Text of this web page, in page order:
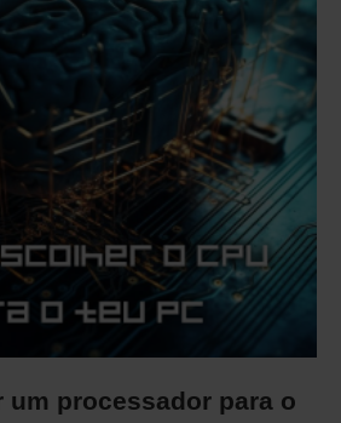
um processador para o